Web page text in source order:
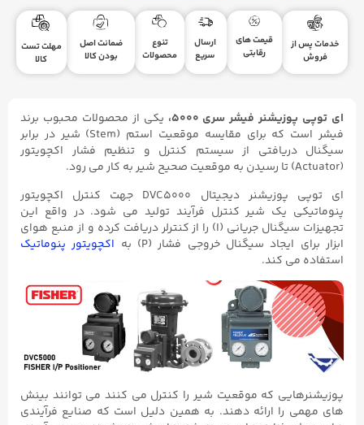
خدمات پس از
فروش
قیمت های
رقابتی
ارسال
سریع
تنوع
محصولات
ضمانت اصل
بودن کالا
مهلت تست
کالا
ای توپی پوزیشنر فیشر سری ۵۰۰۰،
یکی از محصولات محبوب برند
فیشر است که برای مقایسه موقعیت استم (Stem) شیر در برابر
سیگنال دریافتی از سیستم کنترل و تنظیم فشار اکچویتور
(Actuator) تا رسیدن به موقعیت صحیح شیر به کار می رود.
ای توپی پوزیشنر دیجیتال DVC5000 جهت کنترل اکچویتور
پنوماتیکی یک شیر کنترل فرآیند تولید می شود. در واقع این
تجهیزات سیگنال جریانی (I) را از کنترلر دریافت کرده و از منبع هوای
ابزار برای ایجاد سیگنال خروجی فشار (P) به
اکچویتور پنوماتیک
استفاده می کند.
پوزیشنرهایی که موقعیت شیر را کنترل می کنند می توانند بینش
های مهمی را ارائه دهند. به همین دلیل است که صنایع فرآیندی